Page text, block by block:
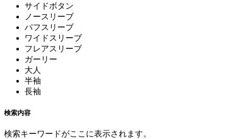
サイドボタン
ノースリーブ
パフスリーブ
ワイドスリーブ
フレアスリーブ
ガーリー
大人
半袖
長袖
検索内容
検索キーワードがここに表示されます。